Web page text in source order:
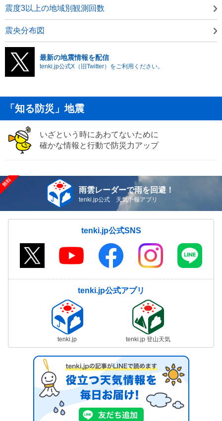
震度3以上の地域別観測回数
震央分布図
最新の地震情報を配信
tenki.jp公式X（旧Twitter）をご利用ください。
「知る防災」地震
いざという時にあわてないために
確かな情報と行動で防災力アップ
雨雲レーダーで雨を回避！
tenki.jp公式 天気予報アプリ
tenki.jp公式SNS
tenki.jp公式アプリ
tenki.jp tenki.jp 登山天気